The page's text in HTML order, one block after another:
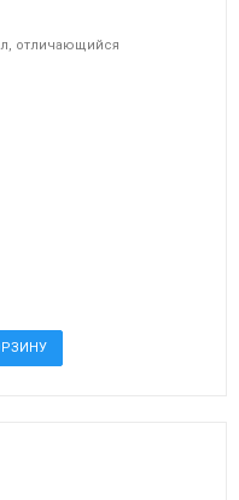
отличающийся